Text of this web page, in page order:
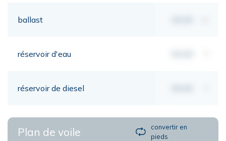
ballast
réservoir d'eau
réservoir de diesel
Plan de voile
convertir en
pieds